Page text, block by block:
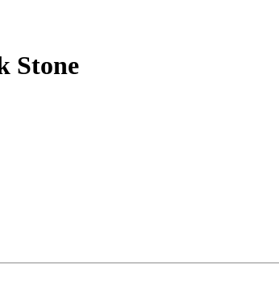
Stone